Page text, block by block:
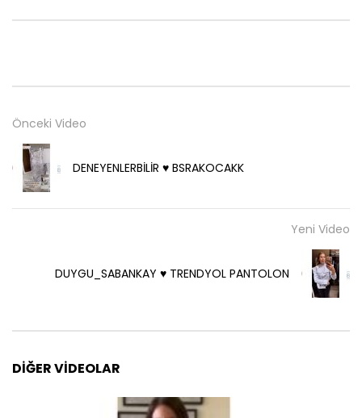
Önceki Video
DENEYENLERBİLİR ♥️ BSRAKOCAKK
Yeni Video
DUYGU_SABANKAY ♥️ TRENDYOL PANTOLON
DIĞER VIDEOLAR